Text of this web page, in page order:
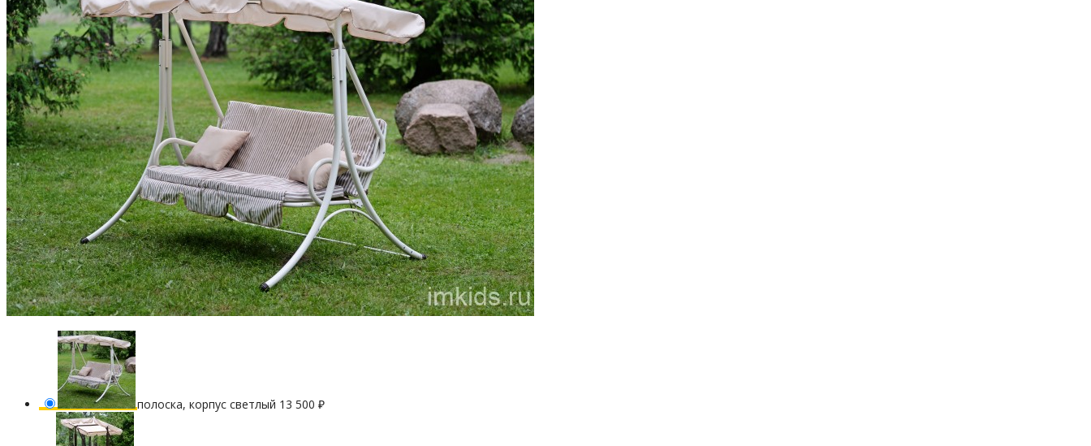
полоска, корпус светлый 13 500 ₽